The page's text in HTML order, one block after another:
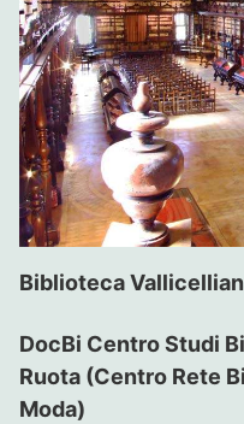
Biblioteca
DocBi Centro Studi
Ruota (Centro Rete
Moda)